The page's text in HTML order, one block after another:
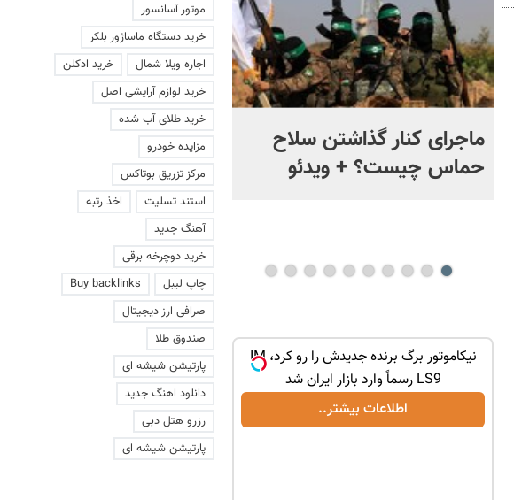
ماجرای کنار گذاشتن سلاح
حماس چیست؟ + ویدئو
چطور شرکت های آمریکایی
یک تماس هک شدند؟ +
ویدئو
نیکاموتور برگ برنده جدیدش را رو کرد، IM
LS9 رسماً وارد بازار ایران شد
اطلاعات بیشتر..
بازدید از IM LS7 لوکس ترین شاسی بلند
برقی ایران در باشگاه انقلاب
موتور آسانسور
خرید دستگاه ماساژور بلکر
اجاره ویلا شمال
خرید ادکلن
خرید لوازم آرایشی اصل
خرید طلای آب شده
مزایده خودرو
مرکز تزریق بوتاکس
استند تسلیت
اخذ رتبه
آهنگ جدید
خرید دوچرخه برقی
چاپ لیبل
Buy backlinks
صرافی ارز دیجیتال
صندوق طلا
پارتیشن شیشه ای
دانلود اهنگ جدید
رزرو هتل دبی
پارتیشن شیشه ای